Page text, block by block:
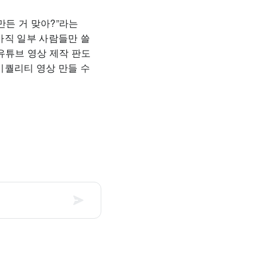
든 거 맞아?”라는
일부 사람들만 쓸
튜브 영상 제작 판도
리티 영상 만들 수